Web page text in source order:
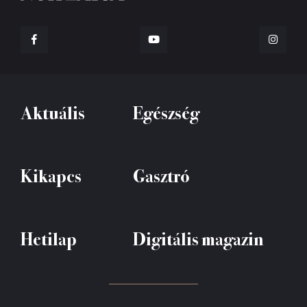
Aktuális Egészség
Kikapcs Gasztró
Hetilap Digitális magazin